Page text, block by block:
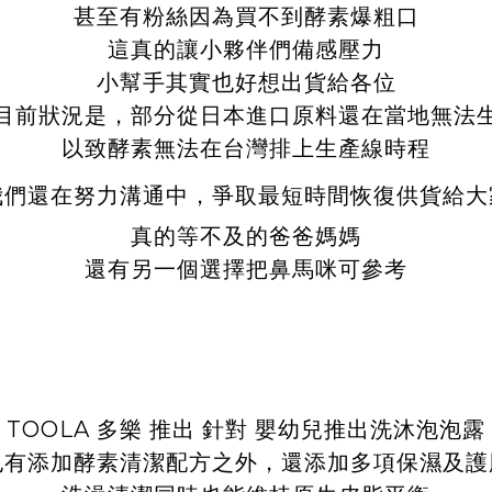
甚至有粉絲因為買不到酵素爆粗口
這真的讓小夥伴們備感壓力
小幫手其實也好想出貨給各位
前狀況是，部分從日本進口原料還在當地無法
以致酵素無法在台灣排上生產線時程
還在努力溝通中，爭取最短時間恢復供貨給大
真的等不及的爸爸媽媽
還有另一個選擇把鼻馬咪可參考
TOOLA 多樂 推出 針對 嬰幼兒推出洗沐泡泡露
添加酵素清潔配方之外，還添加多項保濕及